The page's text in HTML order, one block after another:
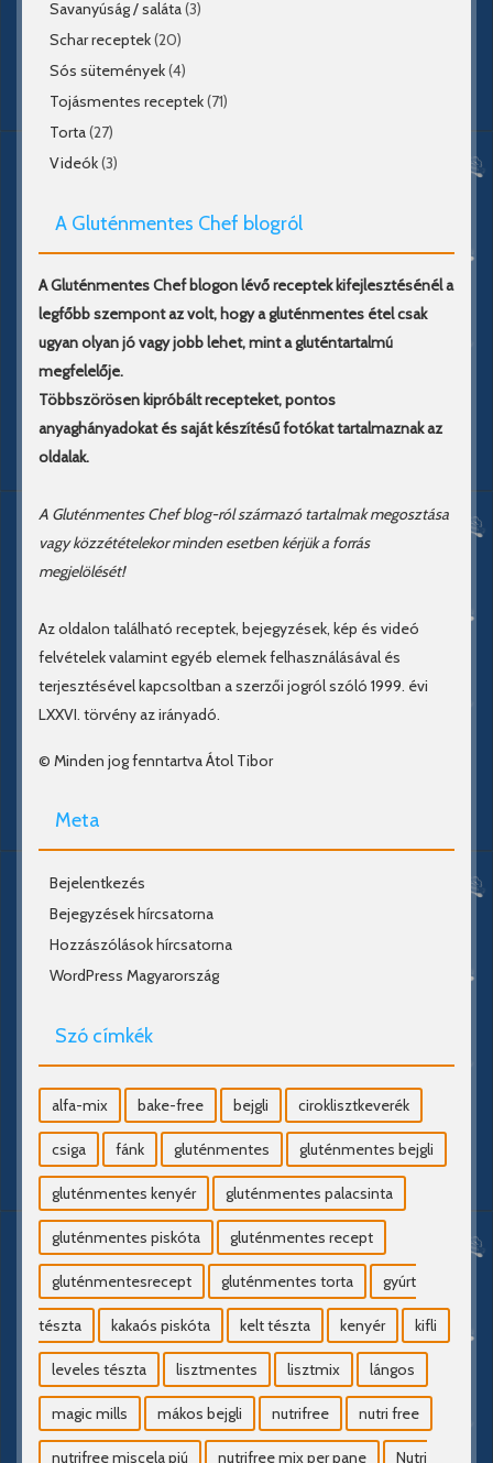
Savanyúság / saláta(3)
Schar receptek(20)
Sós sütemények(4)
Tojásmentes receptek(71)
Torta(27)
Videók(3)
A Gluténmentes Chef blogról
A Gluténmentes Chef blogon lévő receptek kifejlesztésénél a
legfőbb szempont az volt, hogy a gluténmentes étel csak
ugyan olyan jó vagy jobb lehet, mint a gluténtartalmú
megfelelője.
Többszörösen kipróbált recepteket, pontos
anyaghányadokat és saját készítésű fotókat tartalmaznak az
oldalak.
A Gluténmentes Chef blog-ról származó tartalmak megosztása
vagy közzétételekor minden esetben kérjük a forrás
megjelölését!
Az oldalon található receptek, bejegyzések, kép és videó
felvételek valamint egyéb elemek felhasználásával és
terjesztésével kapcsoltban a szerzői jogról szóló 1999. évi
LXXVI. törvény az irányadó.
© Minden jog fenntartva Átol Tibor
Meta
Bejelentkezés
Bejegyzések hírcsatorna
Hozzászólások hírcsatorna
WordPress Magyarország
Szó címkék
alfa-mix bake-free bejgli ciroklisztkeverék
csiga fánk gluténmentes gluténmentes bejgli
gluténmentes kenyér gluténmentes palacsinta
gluténmentes piskóta gluténmentes recept
gluténmentesrecept gluténmentes torta gyúrt
tészta kakaós piskóta kelt tészta kenyér kifli
leveles tészta lisztmentes lisztmix lángos
magic mills mákos bejgli nutrifree nutri free
nutrifree miscela piú nutrifree mix per pane Nutri